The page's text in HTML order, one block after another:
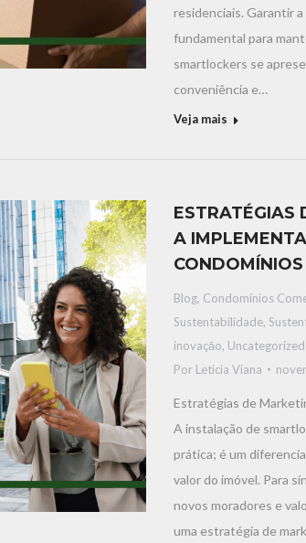
residenciais. Garantir
fundamental para
smartlockers se
conveniência e…
Veja mais
ESTRATÉGIAS
A
CONDOMÍNIOS
Blog, Condomínios
Sustentabilidade,
inovaçāo, Uncategorized
Por Leticia Viana
Estratégias de
A instalação de
prática; é um
valor do imóvel. Para
novos moradores e
uma estratégia de